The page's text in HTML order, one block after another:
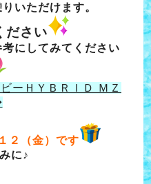
いただけます。
ださい
にしてみてください
ＨＹＢＲＩＤ ＭＺ
２（金）です
に♪